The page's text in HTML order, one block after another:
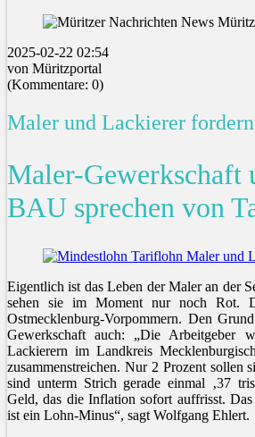
2025-02-22 02:54
von Müritzportal
(Kommentare: 0)
Maler und Lackierer
Maler-Gewerkschaft
BAU sprechen von
Eigentlich ist das Leben der Maler an der
sehen sie im Moment nur noch Rot.
Ostmecklenburg-Vorpommern. Den
Gewerkschaft auch: „Die Arbeitgeber
Lackierern im Landkreis
zusammenstreichen. Nur 2 Prozent sollen
sind unterm Strich gerade einmal ‚37
Geld, das die Inflation sofort auffrisst.
ist ein Lohn-Minus“, sagt Wolfgang Ehlert.